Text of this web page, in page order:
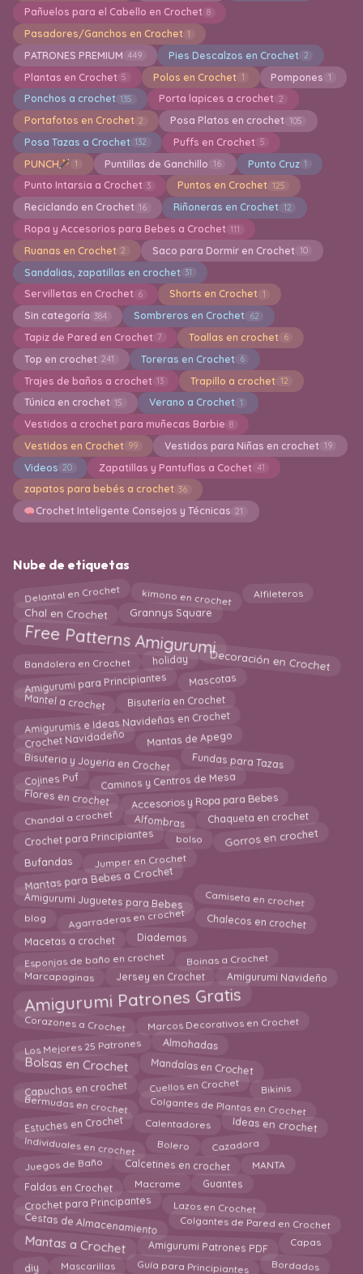
Pañuelos para el Cabello en Crochet 8
Pasadores/Ganchos en Crochet 1
PATRONES PREMIUM 449 Pies Descalzos en Crochet 2
Plantas en Crochet 5 Polos en Crochet 1 Pompones 1
Ponchos a crochet 135 Porta lapices a crochet 2
Portafotos en Crochet 2 Posa Platos en crochet 105
Posa Tazas a Crochet 132 Puffs en Crochet 5
PUNCH 1 Puntillas de Ganchillo 16 Punto Cruz 1
Punto Intarsia a Crochet 3 Puntos en Crochet 125
Reciclando en Crochet 16 Riñoneras en Crochet 12
Ropa y Accesorios para Bebes a Crochet 111
Ruanas en Crochet 2 Saco para Dormir en Crochet 10
Sandalias, zapatillas en crochet 31
Servilletas en Crochet 6 Shorts en Crochet 1
Sin categoría 384 Sombreros en Crochet 62
Tapiz de Pared en Crochet 7 Toallas en crochet 6
Top en crochet 241 Toreras en Crochet 6
Trajes de baños a crochet 13 Trapillo a crochet 12
Túnica en crochet 15 Verano a Crochet 1
Vestidos a crochet para muñecas Barbie 8
Vestidos en Crochet 99 Vestidos para Niñas en crochet 19
Videos 20 Zapatillas y Pantuflas a Cochet 41
zapatos para bebés a crochet 36
Crochet Inteligente Consejos y Técnicas 21
Nube de etiquetas
Delantal en Crochet kimono en crochet Alfileteros
Chal en Crochet Grannys Square
Free Patterns Amigurumi
Bandolera en Crochet holiday Decoración en Crochet
Amigurumi para Principiantes Mascotas
Mantel a crochet Bisutería en Crochet
Amigurumis e Ideas Navideñas en Crochet
Crochet Navidadeño Mantas de Apego
Bisuteria y Joyeria en Crochet Fundas para Tazas
Cojines Puf Caminos y Centros de Mesa
Flores en crochet Accesorios y Ropa para Bebes
Chandal a crochet Alfombras Chaqueta en crochet
Crochet para Principiantes bolso Gorros en crochet
Bufandas Jumper en Crochet
Mantas para Bebes a Crochet
Amigurumi Juguetes para Bebes Camiseta en crochet
blog Agarraderas en crochet Chalecos en crochet
Macetas a crochet Diademas
Esponjas de baño en crochet Boinas a Crochet
Marcapaginas Jersey en Crochet Amigurumi Navideño
Amigurumi Patrones Gratis
Corazones a Crochet Marcos Decorativos en Crochet
Los Mejores 25 Patrones Almohadas
Bolsas en Crochet Mandalas en Crochet
Capuchas en crochet Cuellos en Crochet Bikinis
Bermudas en crochet Colgantes de Plantas en Crochet
Estuches en Crochet Calentadores Ideas en crochet
Individuales en crochet Bolero Cazadora
Juegos de Baño Calcetines en crochet MANTA
Faldas en Crochet Macrame Guantes
Crochet para Principantes Lazos en Crochet
Cestas de Almacenamiento Colgantes de Pared en Crochet
Mantas a Crochet Amigurumi Patrones PDF Capas
diy Mascarillas Guía para Principiantes Bordados